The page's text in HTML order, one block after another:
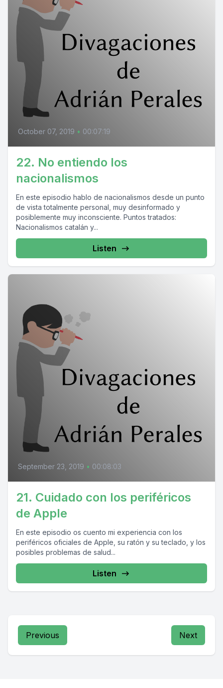
October 07, 2019 • 00:07:19
22. No entiendo los
nacionalismos
En este episodio hablo de nacionalismos desde un punto
de vista totalmente personal, muy desinformado y
posiblemente muy inconsciente. Puntos tratados:
Nacionalismos catalán y...
Listen
September 23, 2019 • 00:08:03
21. Cuidado con los periféricos
de Apple
En este episodio os cuento mi experiencia con los
periféricos oficiales de Apple, su ratón y su teclado, y los
posibles problemas de salud...
Listen
Previous Next